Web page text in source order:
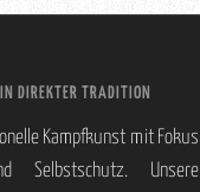
DIREKTER TRADITION
Kampfkunst mit Fokus
Selbstschutz. Unsere